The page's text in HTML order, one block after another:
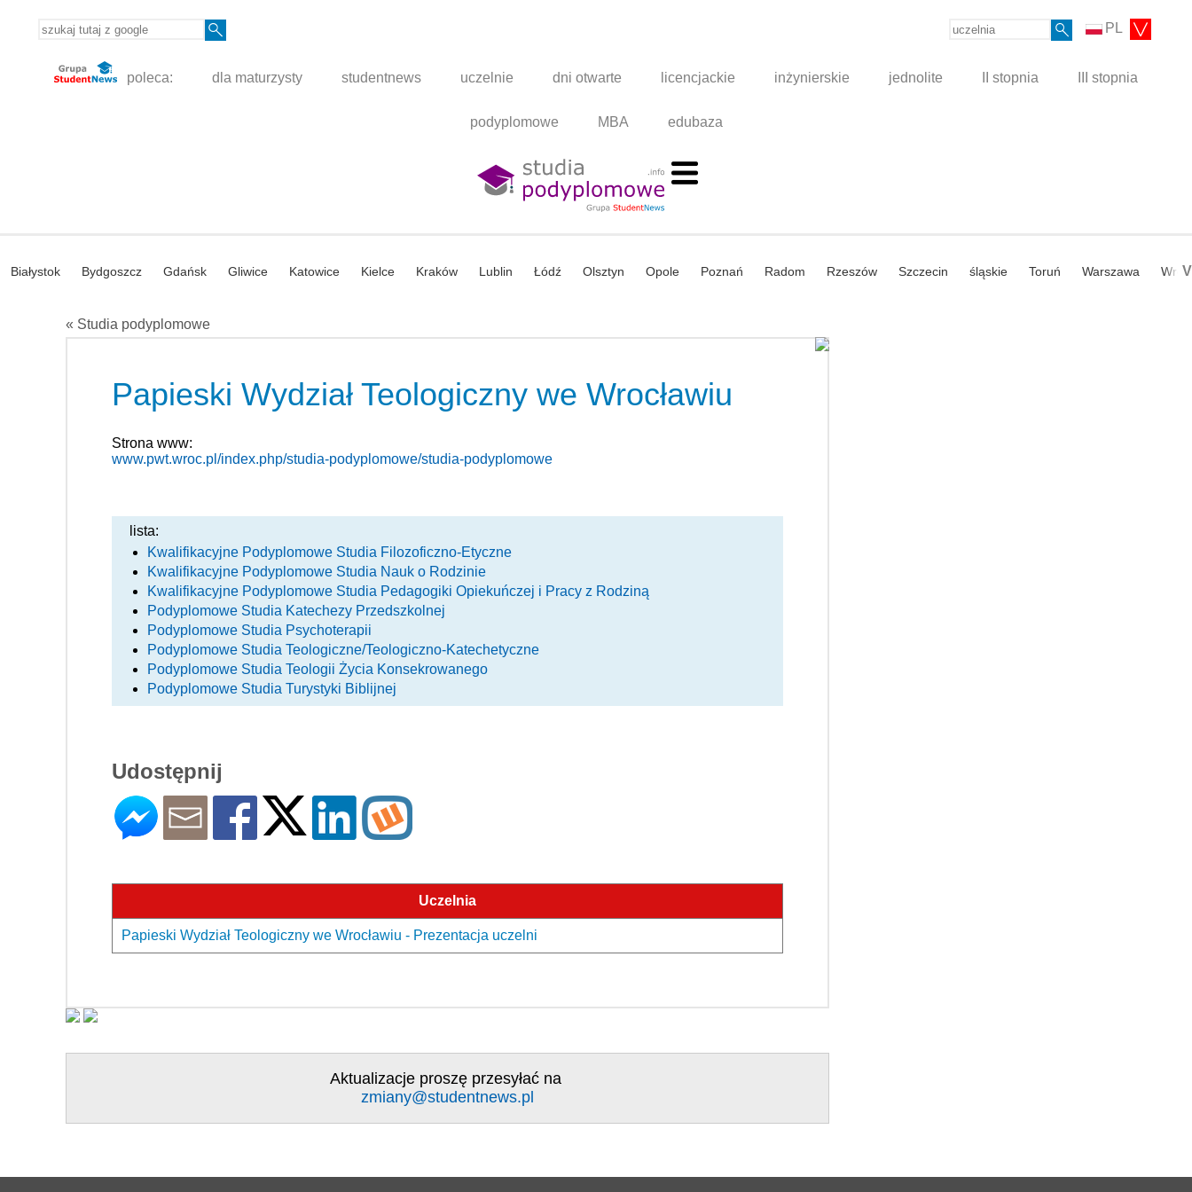
PL
poleca: dla maturzysty studentnews uczelnie dni otwarte licencjackie inżynierskie jednolite II stopnia III stopnia
podyplomowe MBA edubaza
Białystok Bydgoszcz Gdańsk Gliwice Katowice Kielce Kraków Lublin Łódź Olsztyn Opole Poznań Radom Rzeszów Szczecin śląskie Toruń Warszawa V
« Studia podyplomowe
Papieski Wydział Teologiczny we Wrocławiu
Strona www:
www.pwt.wroc.pl/index.php/studia-podyplomowe/studia-podyplomowe
lista:
Kwalifikacyjne Podyplomowe Studia Filozoficzno-Etyczne
Kwalifikacyjne Podyplomowe Studia Nauk o Rodzinie
Kwalifikacyjne Podyplomowe Studia Pedagogiki Opiekuńczej i Pracy z Rodziną
Podyplomowe Studia Katechezy Przedszkolnej
Podyplomowe Studia Psychoterapii
Podyplomowe Studia Teologiczne/Teologiczno-Katechetyczne
Podyplomowe Studia Teologii Życia Konsekrowanego
Podyplomowe Studia Turystyki Biblijnej
Udostępnij
Uczelnia
Papieski Wydział Teologiczny we Wrocławiu - Prezentacja uczelni
Aktualizacje proszę przesyłać na
zmiany@studentnews.pl